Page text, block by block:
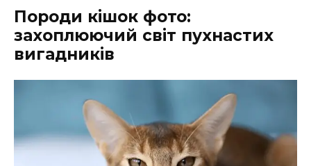
Породи кішок фото:
захоплюючий світ пухнастих
вигадників